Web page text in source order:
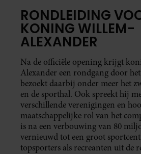
RONDLEIDING
KONING WILLEM-
ALEXANDER
Na de officiële opening krijgt
Alexander een rondgang door
bezoekt daarbij onder meer het
en de sporthal. Ook spreekt hij
verschillende verenigingen en
maatschappelijke rol van het
is na een verbouwing van 80
vernieuwd tot een groot
topsporters als recreanten uit de